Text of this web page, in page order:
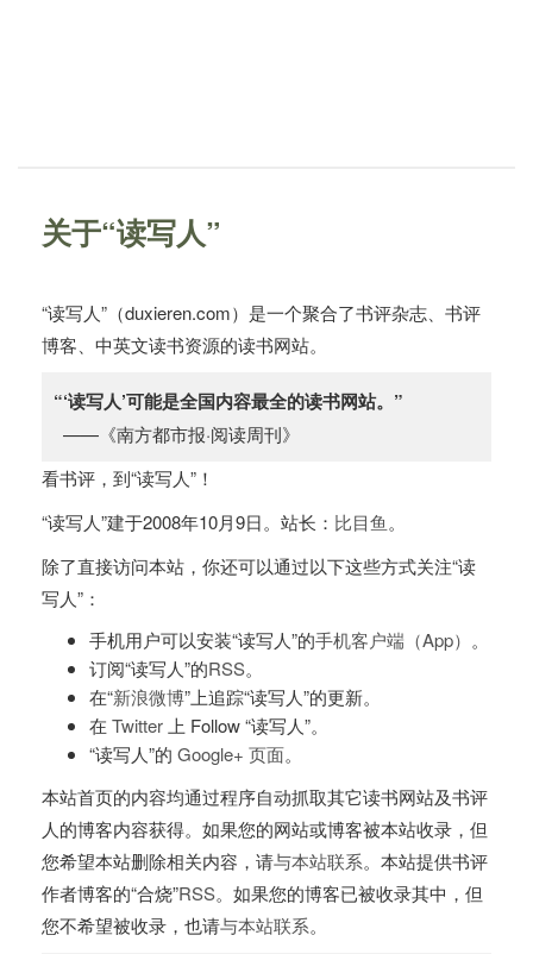
关于“读写人”
“读写人”（duxieren.com）是一个聚合了书评杂志、书评
博客、中英文读书资源的读书网站。
“‘读写人’可能是全国内容最全的读书网站。”
——《南方都市报·阅读周刊》
看书评，到“读写人”！
“读写人”建于2008年10月9日。站长： 比目鱼 。
除了直接访问本站，你还可以通过以下这些方式关注“读
写人”：
手机用户可以安装“读写人”的手机客户端（App） 。
订阅“读写人”的RSS。
在“新浪微博”上追踪“读写人”的更新。
在 Twitter 上 Follow “读写人”。
“读写人”的 Google+ 页面。
本站首页的内容均通过程序自动抓取其它读书网站及书评
人的博客内容获得。如果您的网站或博客被本站收录，但
您希望本站删除相关内容，请与本站联系。本站提供书评
作者博客的“合烧”RSS。如果您的博客已被收录其中，但
您不希望被收录，也请与本站联系。